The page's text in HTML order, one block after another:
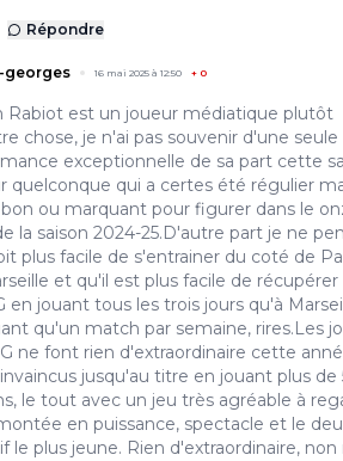
Répondre
georges 16 mai 2025 à 12:50 + 0
Rabiot est un joueur médiatique plutôt
chose, je n'ai pas souvenir d'une seule
exceptionnelle de sa part cette
quelconque qui a certes été régulier
bon ou marquant pour figurer dans le
la saison 2024-25.D'autre part je ne
plus facile de s'entrainer du coté de
et qu'il est plus facile de récupérer
en jouant tous les trois jours qu'à
qu'un match par semaine, rires.Les
ne font rien d'extraordinaire cette
invaincus jusqu'au titre en jouant plus de
le tout avec un jeu très agréable à
en puissance, spectacle et le
le plus jeune. Rien d'extraordinaire, non